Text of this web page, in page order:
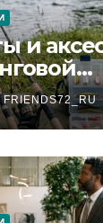
и
FRIENDS72_RU